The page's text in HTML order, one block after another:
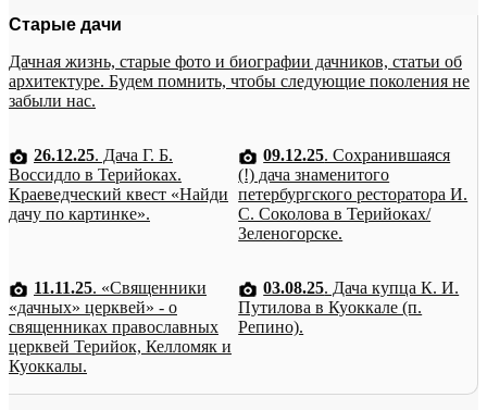
Старые дачи
Дачная жизнь, старые фото и биографии дачников, статьи об
архитектуре. Будем помнить, чтобы следующие поколения не
забыли нас.
26.12.25. Дача Г. Б.
Воссидло в Терийоках.
Краеведческий квест «Найди
дачу по картинке».
09.12.25. Сохранившаяся
(!) дача знаменитого
петербургского ресторатора И.
С. Соколова в Терийоках/
Зеленогорске.
11.11.25. «Священники
«дачных» церквей» - о
священниках православных
церквей Терийок, Келломяк и
Куоккалы.
03.08.25. Дача купца К. И.
Путилова в Куоккале (п.
Репино).